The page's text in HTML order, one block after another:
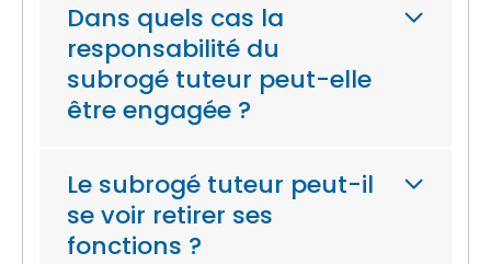
Dans quels cas la
responsabilité du
subrogé tuteur peut-elle
être engagée ?
Le subrogé tuteur peut-il
se voir retirer ses
fonctions ?